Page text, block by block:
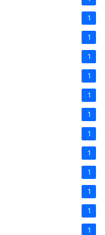
1
1
1
1
1
1
1
1
1
1
1
1